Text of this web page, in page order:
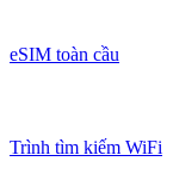
eSIM toàn cầu
Trình tìm kiếm WiFi